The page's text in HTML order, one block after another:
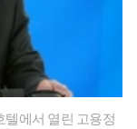
에서 열린 고용정